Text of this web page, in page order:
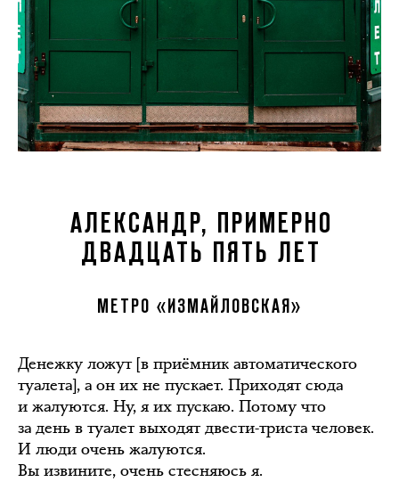
АЛЕКСАНДР, ПРИМЕРНО
ДВАДЦАТЬ ПЯТЬ ЛЕТ
МЕТРО «ИЗМАЙЛОВСКАЯ»
Денежку ложут [в приёмник автоматического
туалета], а он их не пускает. Приходят сюда
и жалуются. Ну, я их пускаю. Потому что
за день в туалет выходят двести-триста человек.
И люди очень жалуются.
Вы извините, очень стесняюсь я.